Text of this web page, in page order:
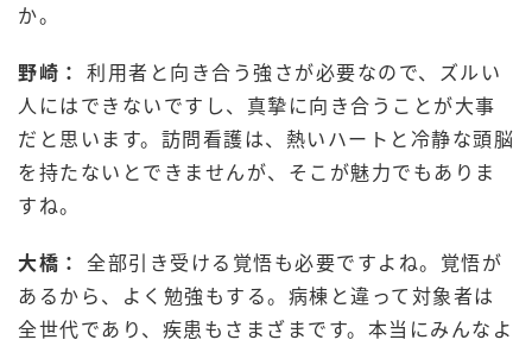
か。
野崎： 利用者と向き合う強さが必要なので、ズルい
人にはできないですし、真摯に向き合うことが大事
だと思います。訪問看護は、熱いハートと冷静な頭脳
を持たないとできませんが、そこが魅力でもありま
すね。
大橋： 全部引き受ける覚悟も必要ですよね。覚悟が
あるから、よく勉強もする。病棟と違って対象者は
全世代であり、疾患もさまざまです。本当にみんなよ